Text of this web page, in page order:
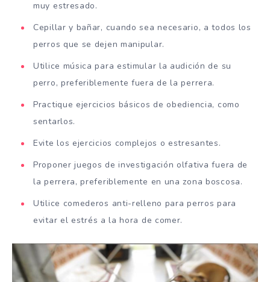
muy estresado.
Cepillar y bañar, cuando sea necesario, a todos los
perros que se dejen manipular.
Utilice música para estimular la audición de su
perro, preferiblemente fuera de la perrera.
Practique ejercicios básicos de obediencia, como
sentarlos.
Evite los ejercicios complejos o estresantes.
Proponer juegos de investigación olfativa fuera de
la perrera, preferiblemente en una zona boscosa.
Utilice comederos anti-relleno para perros para
evitar el estrés a la hora de comer.